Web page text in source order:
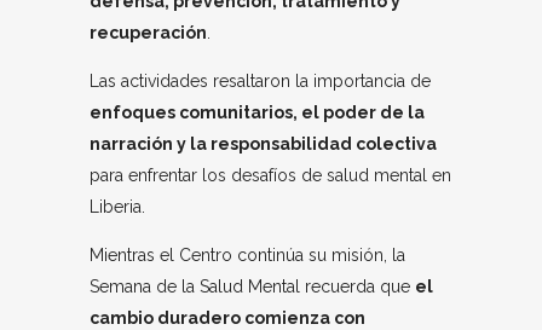
recuperación
Las actividades resaltaron la importancia de
enfoques comunitarios, el poder de la
narración y la responsabilidad colectiva
para enfrentar los desafíos de salud mental en
Liberia.
Mientras el Centro continúa su misión, la
Semana de la Salud Mental recuerda que el
cambio duradero comienza con